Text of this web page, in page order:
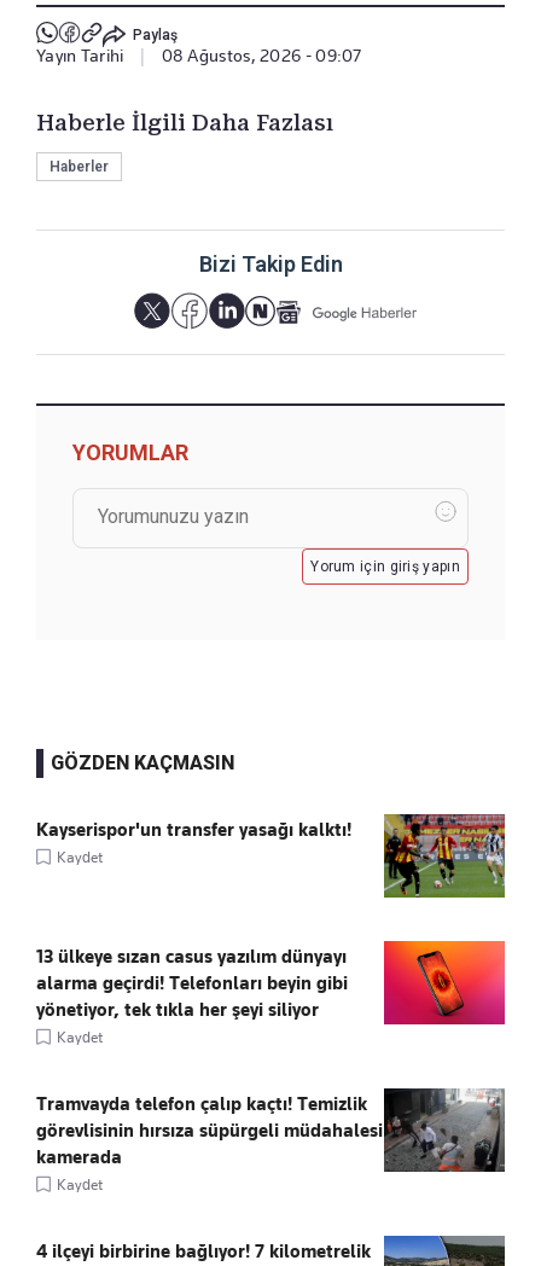
Paylaş
Yayın Tarihi 08 Ağustos, 2026 - 09:07
Haberle İlgili Daha Fazlası
Haberler
Bizi Takip Edin
YORUMLAR
Yorum için giriş yapın
GÖZDEN KAÇMASIN
Kayserispor'un transfer yasağı kalktı!
Kaydet
13 ülkeye sızan casus yazılım dünyayı
alarma geçirdi! Telefonları beyin gibi
yönetiyor, tek tıkla her şeyi siliyor
Kaydet
Tramvayda telefon çalıp kaçtı! Temizlik
görevlisinin hırsıza süpürgeli müdahalesi
kamerada
Kaydet
4 ilçeyi birbirine bağlıyor! 7 kilometrelik